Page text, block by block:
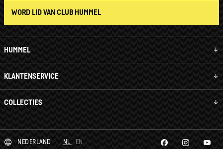
HUMMEL
KLANTENSERVICE
COLLECTIES
WORD LID VAN CLUB HUMMEL
NEDERLAND NL EN